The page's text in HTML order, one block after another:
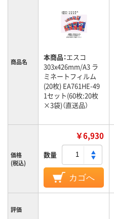
商品名 本商品：エスコ
303x426mm/A3 ラ
ミネートフィルム
(20枚) EA761HE-49
1セット(60枚:20枚
×3袋)（直送品）
価格
(税込)
￥6,930
数量
カゴへ
評価